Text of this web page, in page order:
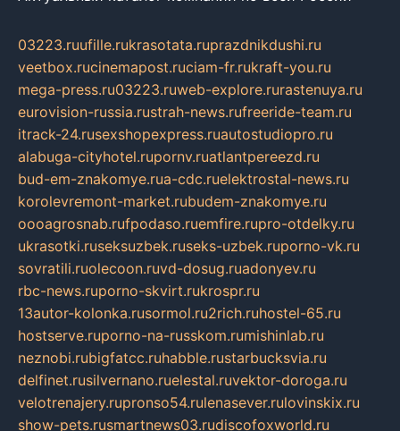
03223.ruufille.rukrasotata.ruprazdnikdushi.ru
veetbox.rucinemapost.ruciam-fr.rukraft-you.ru
mega-press.ru03223.ruweb-explore.rurastenuya.ru
eurovision-russia.rustrah-news.rufreeride-team.ru
itrack-24.rusexshopexpress.ruautostudiopro.ru
alabuga-cityhotel.rupornv.ruatlantpereezd.ru
bud-em-znakomye.rua-cdc.ruelektrostal-news.ru
korolevremont-market.rubudem-znakomye.ru
oooagrosnab.rufpodaso.ruemfire.rupro-otdelky.ru
ukrasotki.ruseksuzbek.ruseks-uzbek.ruporno-vk.ru
sovratili.ruolecoon.ruvd-dosug.ruadonyev.ru
rbc-news.ruporno-skvirt.rukrospr.ru
13autor-kolonka.rusormol.ru2rich.ruhostel-65.ru
hostserve.ruporno-na-russkom.rumishinlab.ru
neznobi.rubigfatcc.ruhabble.rustarbucksvia.ru
delfinet.rusilvernano.ruelestal.ruvektor-doroga.ru
velotrenajery.rupronso54.rulenasever.rulovinskix.ru
show-pets.rusmartnews03.rudiscofoxworld.ru